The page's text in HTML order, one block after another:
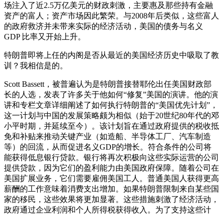
场注入了近2.5万亿美元的财政刺激，主要惠及那些持有金融
资产的富人；资产市场因此繁荣。与2008年后类似，这些富人
的政府救济并未带来实际的经济活动，美国的债务与名义
GDP 比率又开始上升。
特朗普即将上任的内阁是否从最近的美国经济历史中吸取了教
训？我相信是的。
Scott Bassett，被普遍认为是特朗普接替耶伦出任美国财政部
长的人选，发表了许多关于他如何“修复”美国的演讲。他的演
讲和专栏文章详细阐述了如何执行特朗普的“美国优先计划”，
这一计划与中国的发展策略颇为相似（始于20世纪80年代的邓
小平时期，并延续至今）。该计划旨在通过政府提供的税收抵
免和补贴来推动关键产业（如造船、半导体工厂、汽车制造
等）的回流，从而促进名义GDP的增长。符合条件的公司将
能获得低息银行贷款。银行将再次积极向这些实际运营的公司
提供贷款，因为它们的盈利能力由美国政府保障。随着公司在
美国扩展业务，它们需要雇佣美国工人。普通美国人获得更高
薪酬的工作意味着消费支出增加。如果特朗普限制来自某些国
家的移民，这些效果将更加显著。这些措施刺激了经济活动，
政府通过企业利润和个人所得税获得收入。为了支持这些计